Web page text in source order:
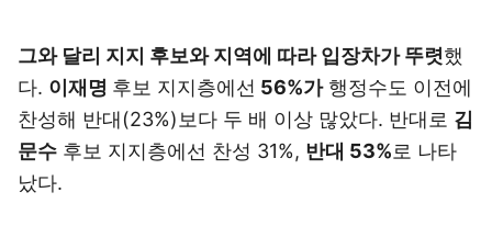
그와 달리 지지 후보와 지역에 따라 입장차가 뚜렷했
다. 이재명 후보 지지층에선 56%가행정수도 이전에
찬성해 반대(23%)보다 두 배 이상 많았다. 반대로 김
문수 후보 지지층에선 찬성 31%, 반대 53%로 나타
났다.